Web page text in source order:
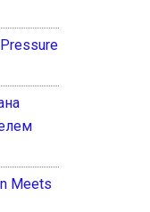
Meets